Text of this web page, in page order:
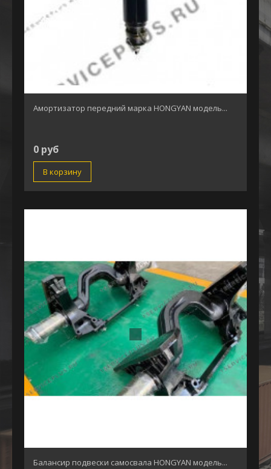
Амортизатор передний марка HONGYAN модель...
0 руб
В корзину
Балансир подвески самосвала HONGYAN модель...